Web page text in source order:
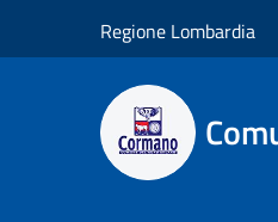
Regione Lombardia